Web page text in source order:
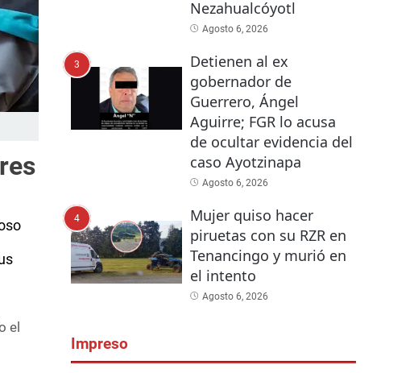
el
Nezahualcóyotl
Agosto 6, 2026
3
Detienen al ex
gobernador de
Guerrero, Ángel
Aguirre; FGR lo acusa
de ocultar evidencia del
caso Ayotzinapa
Agosto 6, 2026
4
Mujer quiso hacer
piruetas con su RZR en
Tenancingo y murió en
el intento
Agosto 6, 2026
Impreso